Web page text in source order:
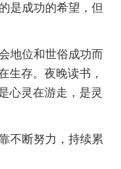
是成功的希望，但
地位和世俗成功而
生存。夜晚读书，
心灵在游走，是灵
不断努力，持续累